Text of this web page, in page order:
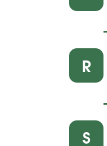
R
S